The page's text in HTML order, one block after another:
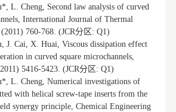
L. Cheng, Second law analysis of curved
International Journal of Thermal
760-768. (JCR分区: Q1)
J. Cai, X. Huai, Viscous dissipation effect
in curved square microchannels,
5416-5423. (JCR分区: Q1)
L. Cheng, Numerical investigations of
with helical screw-tape inserts from the
synergy principle, Chemical Engineering